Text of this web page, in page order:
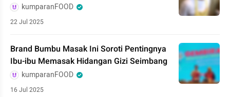
kumparanFOOD
22 Jul 2025
Brand Bumbu Masak Ini Soroti Pentingnya
Ibu-ibu Memasak Hidangan Gizi Seimbang
kumparanFOOD
16 Jul 2025